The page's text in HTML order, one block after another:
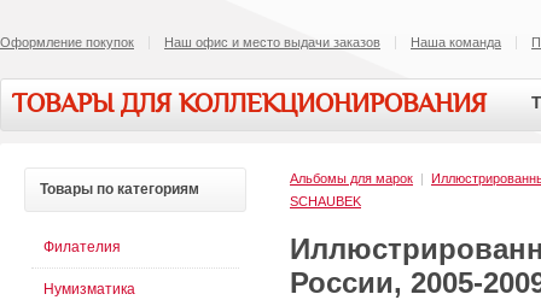
Оформление покупок Наш офис и место выдачи заказов Наша команда
ТОВАРЫ ДЛЯ КОЛЛЕКЦИОНИРОВАНИЯ
Альбомы для марок |
SCHAUBEK
России, 2005-
Товары по категориям
Филателия
Нумизматика